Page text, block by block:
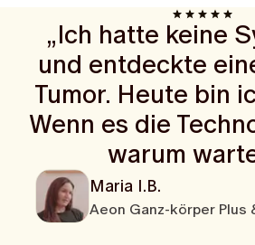
„Ich hatte keine
und entdeckte
Tumor. Heute bin
Wenn es die
warum
Maria I.B.
Aeon Ganz-körper Plus